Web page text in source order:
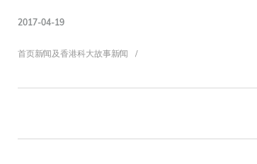
2017-04-19
面
包
首页新闻及香港科大故事新闻